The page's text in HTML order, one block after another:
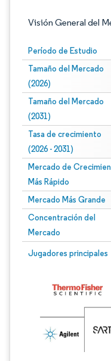
Visión General del
Período de Estudio
Tamaño del Mercado
(2026)
Tamaño del Mercado
(2031)
Tasa de crecimiento
(2026 - 2031)
Mercado de
Más Rápido
Mercado Más Grande
Concentración del
Mercado
Jugadores principales
Imagen © Mordor